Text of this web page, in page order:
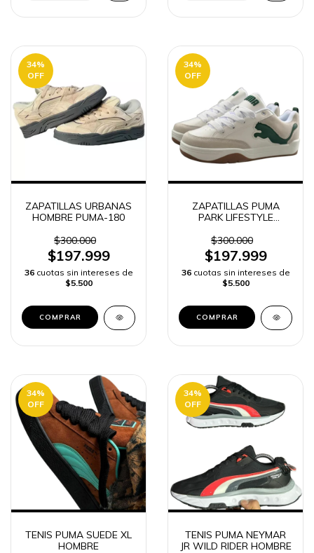
34%
OFF
ZAPATILLAS URBANAS
HOMBRE PUMA-180
$300.000
$197.999
36 cuotas sin intereses de
$5.500
COMPRAR
34%
OFF
ZAPATILLAS PUMA
PARK LIFESTYLE
$300.000
$197.999
36 cuotas sin intereses de
$5.500
COMPRAR
34%
OFF
TENIS PUMA SUEDE XL
HOMBRE
34%
OFF
TENIS PUMA NEYMAR
JR WILD RIDER HOMBRE